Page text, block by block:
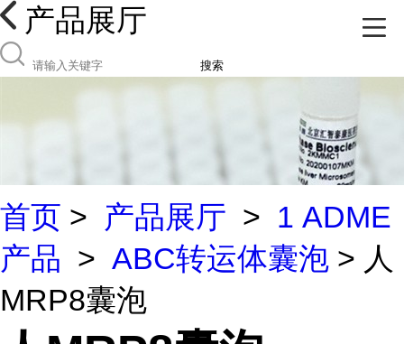
产品展厅
搜索
首页 > 产品展厅 > 1 ADME
产品 > ABC转运体囊泡 > 人
MRP8囊泡